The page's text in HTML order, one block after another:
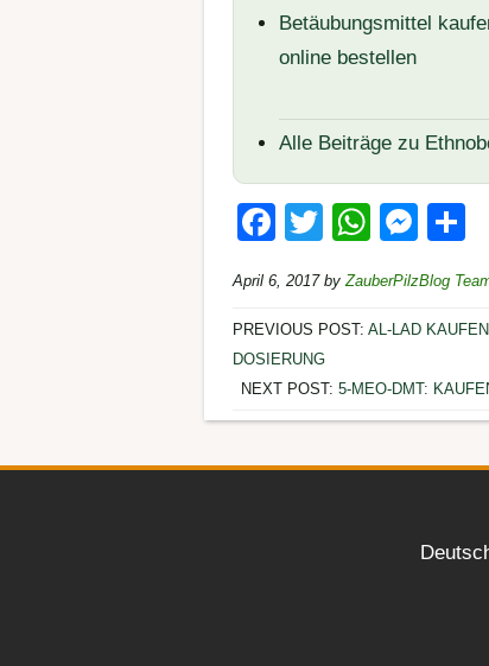
Betäubungsmittel
online bestellen
Alle Beiträge zu
F
c
e
b
o
T
tt
er
W
at
s
A
p
M
ss
e
n
g
e
n
April 6, 2017by ZauberPilzBlog
PREVIOUS POST: AL-LAD
DOSIERUNG
NEXT POST: 5-MEO-DMT: